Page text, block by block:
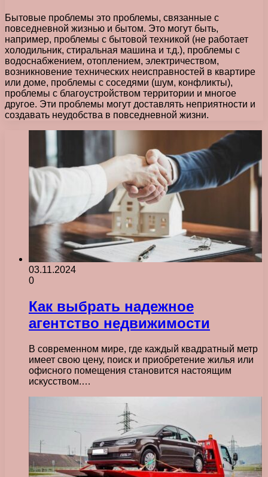
Бытовые проблемы это проблемы, связанные с
повседневной жизнью и бытом. Это могут быть,
например, проблемы с бытовой техникой (не работает
холодильник, стиральная машина и т.д.), проблемы с
водоснабжением, отоплением, электричеством,
возникновение технических неисправностей в квартире
или доме, проблемы с соседями (шум, конфликты),
проблемы с благоустройством территории и многое
другое. Эти проблемы могут доставлять неприятности и
создавать неудобства в повседневной жизни.
03.11.2024
0
Как выбрать надежное
агентство недвижимости
В современном мире, где каждый квадратный метр
имеет свою цену, поиск и приобретение жилья или
офисного помещения становится настоящим
искусством.…